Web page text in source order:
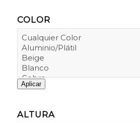
COLOR
Aplicar
ALTURA